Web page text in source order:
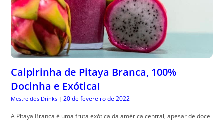
Caipirinha de Pitaya Branca, 100%
Docinha e Exótica!
Mestre dos Drinks | 20 de fevereiro de 2022
A Pitaya Branca é uma fruta exótica da américa central, apesar de doce